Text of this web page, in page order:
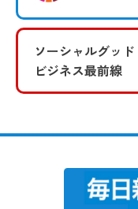
ソーシャルグッド
ビジネス最前線